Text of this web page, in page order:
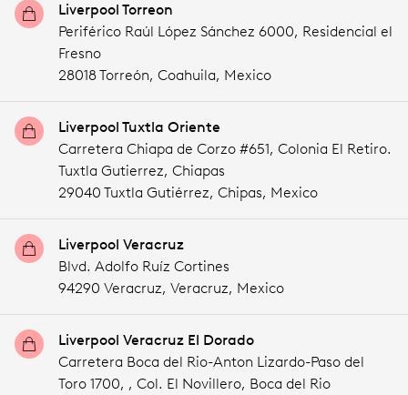
Liverpool Torreon
Periférico Raúl López Sánchez 6000, Residencial el
Fresno
28018 Torreón, Coahuila, Mexico
Liverpool Tuxtla Oriente
Carretera Chiapa de Corzo #651, Colonia El Retiro.
Tuxtla Gutierrez, Chiapas
29040 Tuxtla Gutiérrez, Chipas, Mexico
Liverpool Veracruz
Blvd. Adolfo Ruíz Cortines
94290 Veracruz, Veracruz, Mexico
Liverpool Veracruz El Dorado
Carretera Boca del Rio-Anton Lizardo-Paso del
Toro 1700, , Col. El Novillero, Boca del Rio